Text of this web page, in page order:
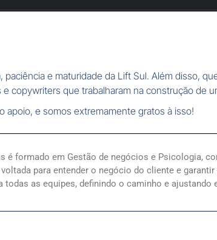
e maturidade da Lift Sul. Além disso,
copywriters que trabalharam na construção de
apoio, e somos extremamente gratos à isso!
é formado em Gestão de negócios e Psicologia,
para entender o negócio do cliente e
as equipes, definindo o caminho e